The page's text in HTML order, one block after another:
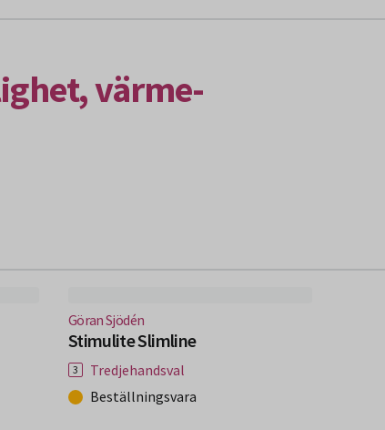
värme-
Göran Sjödén
Stimulite Slimline
(Nytt fönster)
Tredjehandsval
Beställningsvara